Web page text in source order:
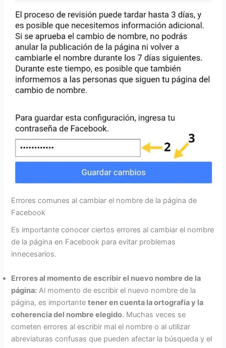
Errores comunes al cambiar el nombre de la página de
Facebook
Es importante conocer ciertos errores al cambiar el nombre
de la página en Facebook para evitar problemas
innecesarios.
Errores al momento de escribir el nuevo nombre de la
página: Al momento de escribir el nuevo nombre de la
página, es importantetener en cuenta la ortografía y la
coherencia del nombre elegido. Muchas veces se
cometen errores al escribir mal el nombre o al utilizar
abreviaturas confusas que pueden afectar la búsqueda y el